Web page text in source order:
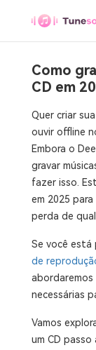
Como
CD em
Quer criar
ouvir offline
Embora o
gravar
fazer isso.
em 2025 para
perda de
Se você está
de
necessárias
Vamos
um CD passo